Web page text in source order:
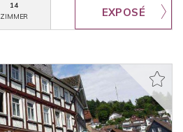
14
ZIMMER